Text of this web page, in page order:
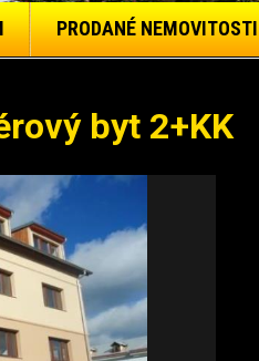
PRODANÉ NEMOVITOSTI
byt 2+KK